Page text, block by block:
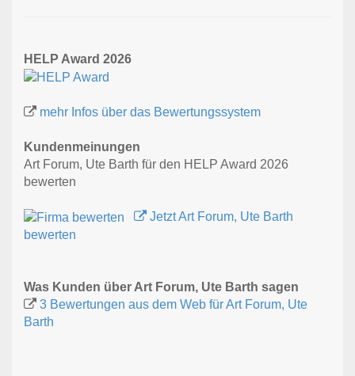
HELP Award 2026
mehr Infos über das Bewertungssystem
Kundenmeinungen
Art Forum, Ute Barth für den HELP Award 2026
bewerten
Jetzt Art Forum, Ute Barth
bewerten
Was Kunden über Art Forum, Ute Barth sagen
3 Bewertungen aus dem Web für Art Forum, Ute
Barth